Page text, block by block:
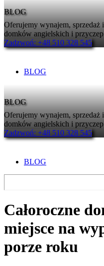
BLOG
Oferujemy wynajem, sprzedaż
domków angielskich i
Zadzwoń: +48 510 328 545
BLOG
BLOG
Oferujemy wynajem, sprzedaż
domków angielskich i
Zadzwoń: +48 510 328 545
BLOG
Całoroczne
miejsce na
porze roku